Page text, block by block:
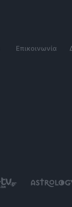
Επικοινωνία